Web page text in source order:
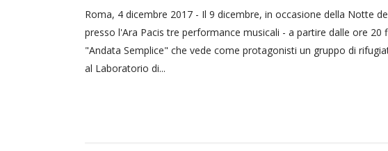
Roma, 4 dicembre 2017 - Il 9 dicembre, in occasione della Notte
presso l'Ara Pacis tre performance musicali - a partire dalle ore
"Andata Semplice" che vede come protagonisti un gruppo di
al Laboratorio di...